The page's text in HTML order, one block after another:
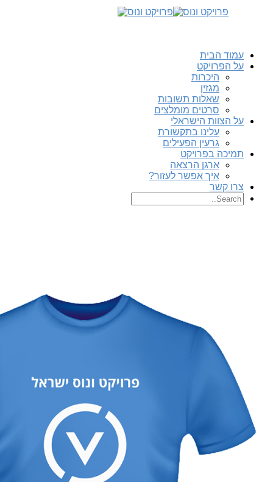
עמוד הבית
על הפרויקט
היכרות
מגזין
שאלות תשובות
סרטים מומלצים
על הצוות הישראלי
עלינו בתקשורת
גרעין הפעילים
תמיכה בפרויקט
ארגן הרצאה
איך אפשר לעזור?
צרו קשר